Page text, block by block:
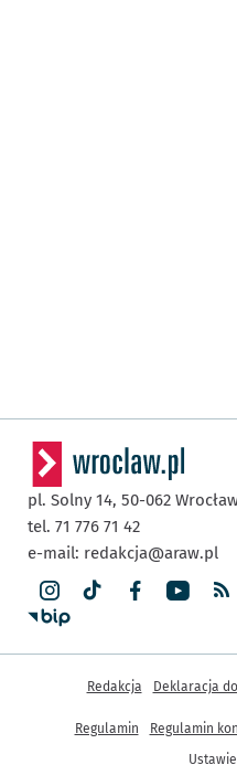
pl. Solny 14, 50-062
tel. 71 776 71 42
e-mail: redakcja@araw.pl
Inne informacje
Redakcja Deklaracja
Regulamin Regulamin